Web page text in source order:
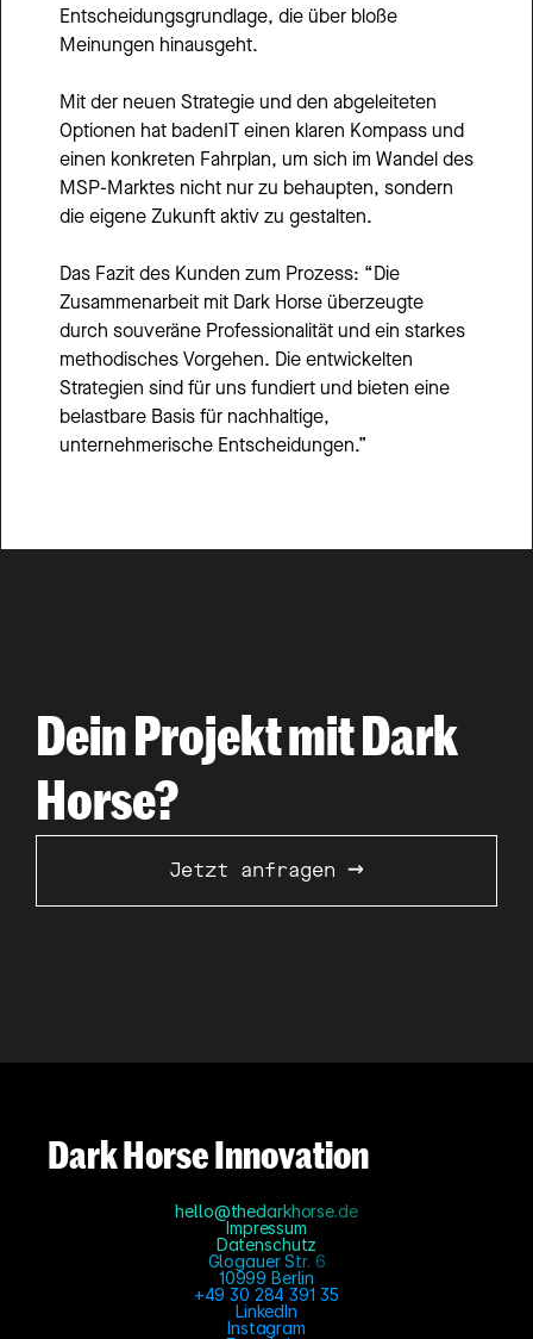
Entscheidungsgrundlage, die über bloße
Meinungen hinausgeht.
Mit der neuen Strategie und den abgeleiteten
Optionen hat badenIT einen klaren Kompass und
einen konkreten Fahrplan, um sich im Wandel des
MSP-Marktes nicht nur zu behaupten, sondern
die eigene Zukunft aktiv zu gestalten.
Das Fazit des Kunden zum Prozess: “Die
Zusammenarbeit mit Dark Horse überzeugte
durch souveräne Professionalität und ein starkes
methodisches Vorgehen. Die entwickelten
Strategien sind für uns fundiert und bieten eine
belastbare Basis für nachhaltige,
unternehmerische Entscheidungen.”
Dein Projekt mit Dark
Horse?
Jetzt anfragen →
Dark Horse Innovation
hello@thedarkhorse.de
Impressum
Datenschutz
Glogauer Str. 6
10999 Berlin
+49 30 284 391 35
LinkedIn
Instagram